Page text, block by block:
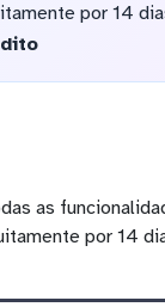
por 14
as
por 14